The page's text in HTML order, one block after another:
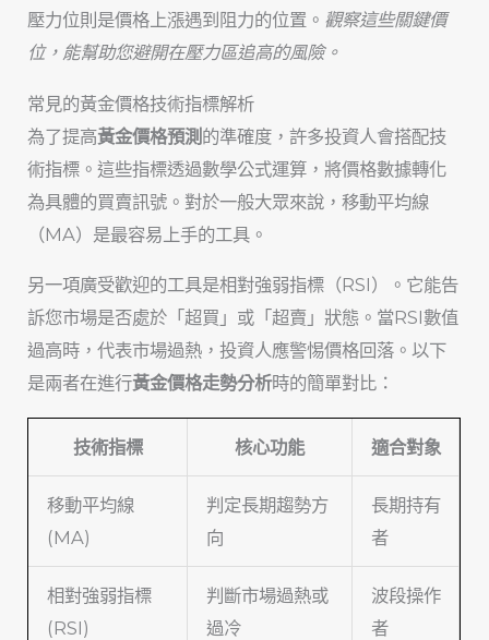
壓力位則是價格上漲遇到阻力的位置。 觀察這些關鍵價
位，能幫助您避開在壓力區追高的風險。
常見的黃金價格技術指標解析
為了提高黃金價格預測 的準確度，許多投資人會搭配技
術指標。這些指標透過數學公式運算，將價格數據轉化
為具體的買賣訊號。對於一般大眾來說，移動平均線
（MA）是最容易上手的工具。
另一項廣受歡迎的工具是相對強弱指標（RSI）。它能告
訴您市場是否處於「超買」或「超賣」狀態。當RSI數值
過高時，代表市場過熱，投資人應警惕價格回落。以下
是兩者在進行黃金價格走勢分析時的簡單對比：
技術指標 核心功能 適合對象
移動平均線
(MA)
判定長期趨勢方
向
長期持有
者
相對強弱指標
(RSI)
判斷市場過熱或
過冷
波段操作
者